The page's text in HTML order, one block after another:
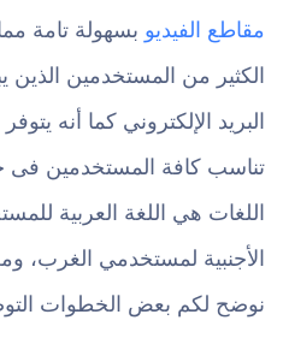
مقاطع الفيديو بسهولة تامة
الكثير من المستخدمين
البريد الإلكتروني كما أنه
تناسب كافة المستخدمين فى
اللغات هي اللغة العربية
الأجنبية لمستخدمي الغرب،
نوضح لكم بعض الخطوات